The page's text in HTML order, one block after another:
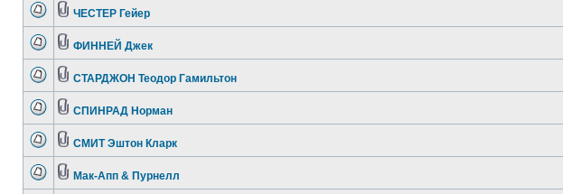
ЧЕСТЕР Гейер
ФИННЕЙ Джек
СТАРДЖОН Теодор Гамильтон
СПИНРАД Норман
СМИТ Эштон Кларк
Мак-Апп & Пурнелл